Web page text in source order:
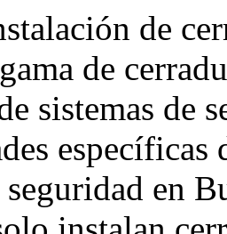
de
de
sistemas de
en